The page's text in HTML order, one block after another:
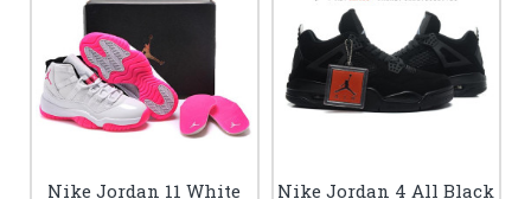
Nike Jordan 11 White
Nike Jordan 4 All Black